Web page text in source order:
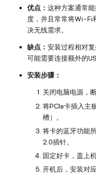
优点： 这种方案通常
度，并且常常将Wi-Fi
决无线需求。
缺点： 安装过程相对
可能需要连接额外的
安装步骤：
关闭电脑电源，
将PCIe卡插入主
槽）。
将卡的蓝牙功能
2.0插针。
固定好卡，盖上
开机后，安装对